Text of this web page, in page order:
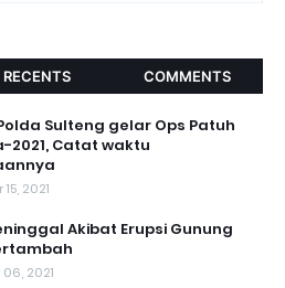
RECENTS COMMENTS
Sulteng gelar Ops Patuh
2021, Catat waktu
2021
Akibat Erupsi Gunung
2021